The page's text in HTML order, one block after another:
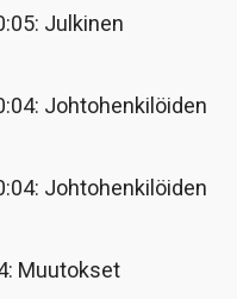
Julkinen
Johtohenkilöiden
Johtohenkilöiden
Muutokset